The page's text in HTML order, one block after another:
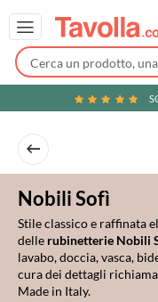
Nobili Sofì
Stile classico e raffinata
delle rubinetterie Nobili
lavabo, doccia, vasca,
cura dei dettagli
Made in Italy.